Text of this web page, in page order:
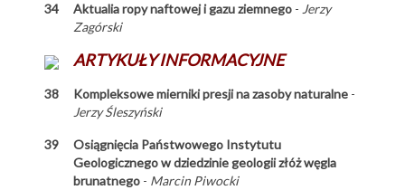
34 Aktualia ropy naftowej i gazu ziemnego- Jerzy
Zagórski
ARTYKUŁY INFORMACYJNE
38 Kompleksowe mierniki presji na zasoby naturalne-
Jerzy Śleszyński
39
Osiągnięcia Państwowego Instytutu
Geologicznego w dziedzinie geologii złóż węgla
brunatnego- Marcin Piwocki